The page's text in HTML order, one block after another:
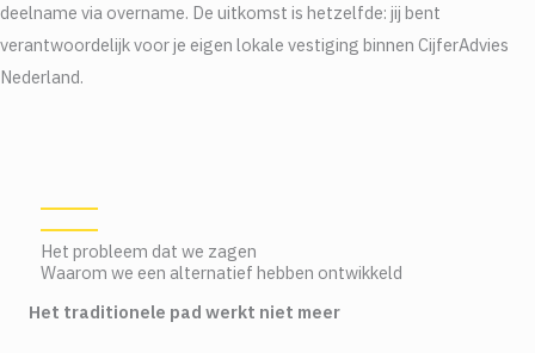
deelname via overname. De uitkomst is hetzelfde: jij bent
verantwoordelijk voor je eigen lokale vestiging binnen CijferAdvies
Nederland.
Het probleem dat we zagen
Waarom we een alternatief hebben ontwikkeld
Het traditionele pad werkt niet meer